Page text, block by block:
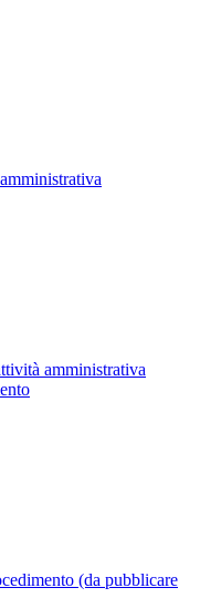
amministrativa
(da pubblicare